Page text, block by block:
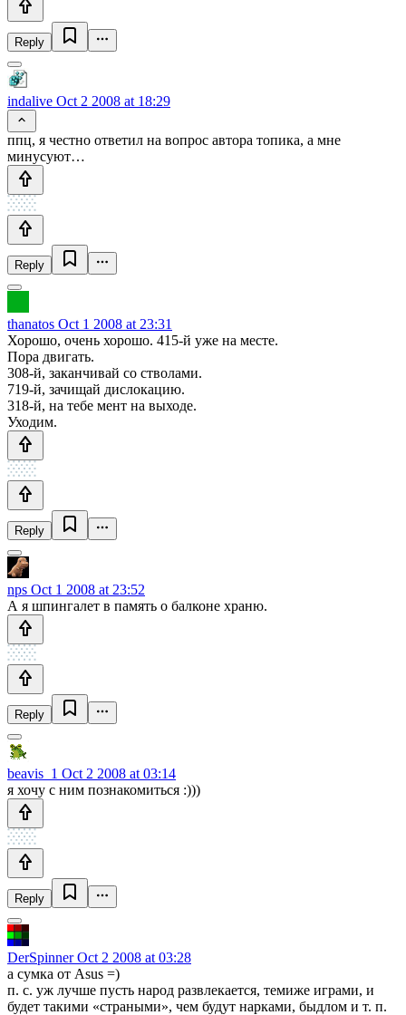
Reply
indalive Oct 2 2008 at 18:29
ппц, я честно ответил на вопрос автора топика, а мне
минусуют…
Reply
thanatos Oct 1 2008 at 23:31
Хорошо, очень хорошо. 415-й уже на месте.
Пора двигать.
308-й, заканчивай со стволами.
719-й, зачищай дислокацию.
318-й, на тебе мент на выходе.
Уходим.
Reply
nps Oct 1 2008 at 23:52
А я шпингалет в память о балконе храню.
Reply
beavis_1 Oct 2 2008 at 03:14
я хочу с ним познакомиться :)))
Reply
DerSpinnerOct 2 2008 at 03:28
а сумка от Asus =)
п. с. уж лучше пусть народ развлекается, темиже играми, и
будет такими «страными», чем будут нарками, быдлом и т. п.